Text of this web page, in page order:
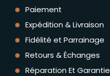
Paiement
Expédition & Livraison
Fidélité et Parrainage
Retours & Échanges
Réparation Et Garantie